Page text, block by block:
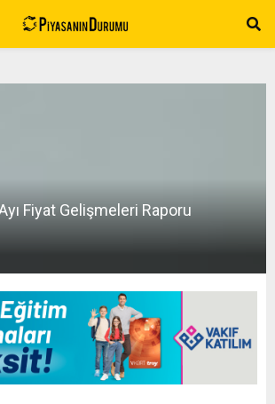
Fiyat Gelişmeleri Raporu